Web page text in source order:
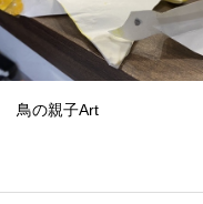
鳥の親子Art